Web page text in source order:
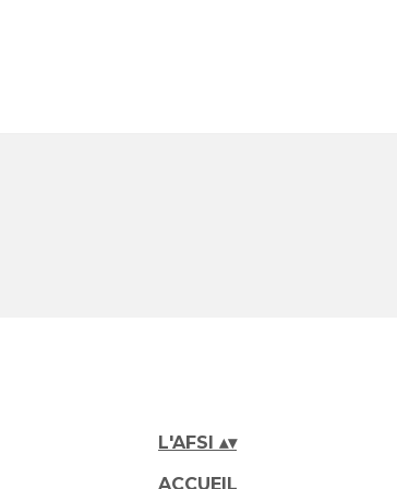
L'AFSI ▴▾
ACCUEIL